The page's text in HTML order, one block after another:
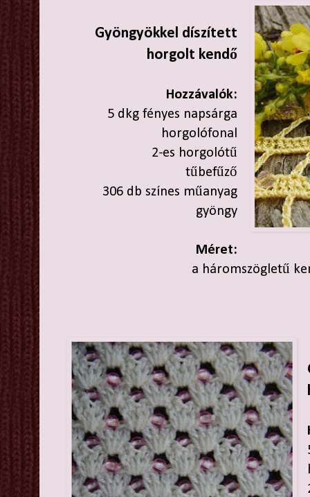
Gyöngyökkel díszített
horgolt kendő
Hozzávalók:
5 dkg fényes napsárga
horgolófonal
2-es horgolótű
tűbefűző
306 db színes műanyag
gyöngy
Méret:
a háromszögletű